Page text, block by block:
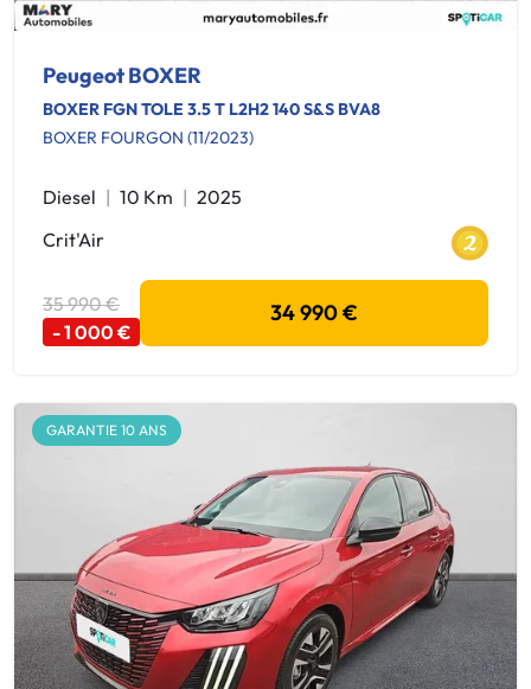
Peugeot BOXER
BOXER FGN TOLE 3.5 T L2H2 140 S&S BVA8
BOXER FOURGON (11/2023)
Diesel 10 Km
2025
Crit'Air
35 990 €
- 1 000 €
34 990 €
GARANTIE 10 ANS